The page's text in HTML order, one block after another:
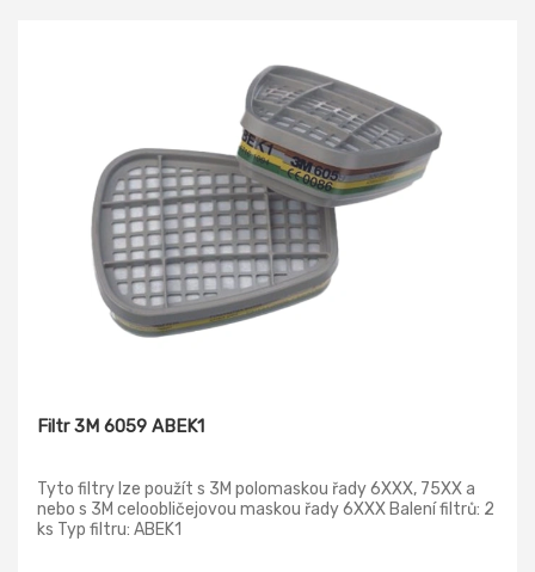
Filtr 3M 6059 ABEK1
Tyto filtry lze použít s 3M polomaskou řady 6XXX, 75XX a
nebo s 3M celoobličejovou maskou řady 6XXX Balení filtrů: 2
ks Typ filtru: ABEK1